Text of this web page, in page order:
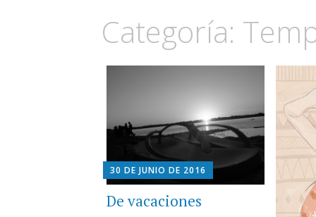
Categoría:
30 DE JUNIO DE 2016
De vacaciones